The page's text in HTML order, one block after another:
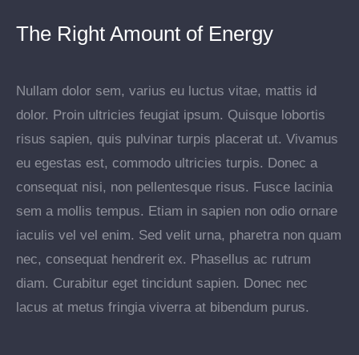
The Right Amount of Energy
Nullam dolor sem, varius eu luctus vitae, mattis id
dolor. Proin ultricies feugiat ipsum. Quisque lobortis
risus sapien, quis pulvinar turpis placerat ut. Vivamus
eu egestas est, commodo ultricies turpis. Donec a
consequat nisi, non pellentesque risus. Fusce lacinia
sem a mollis tempus. Etiam in sapien non odio ornare
iaculis vel vel enim. Sed velit urna, pharetra non quam
nec, consequat hendrerit ex. Phasellus ac rutrum
diam. Curabitur eget tincidunt sapien. Donec nec
lacus at metus fringia viverra at bibendum purus.